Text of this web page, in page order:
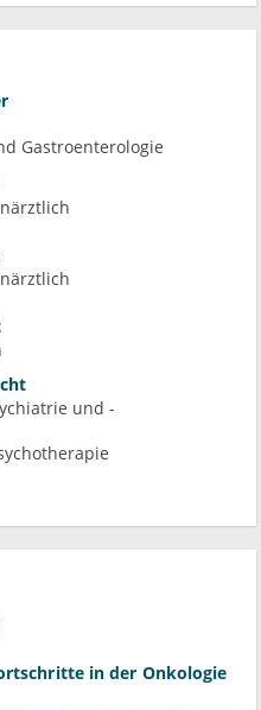
Gastroenterologie
und -
in der Onkologie